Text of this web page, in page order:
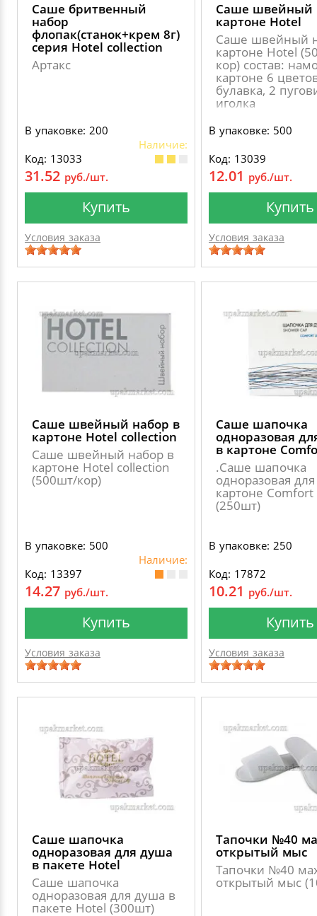
Саше бритвенный
набор
флопак(станок+крем 8г)
серия Hotel collection
Артакс
В упаковке: 200
Наличие:
Код: 13033
31.52 руб./шт.
Купить
Условия заказа
Саше швейный
картоне Hotel
Саше швейный
картоне Hotel
кор) состав:
картоне 6
булавка, 2
иголка
В упаковке: 500
Код: 13039
12.01 руб./шт.
Купить
Условия заказа
Саше швейный набор в
картоне Hotel collection
Саше швейный набор в
картоне Hotel collection
(500шт/кор)
В упаковке: 500
Наличие:
Код: 13397
14.27 руб./шт.
Купить
Условия заказа
Саше шапочка
одноразовая
в картоне
.Саше шапочка
одноразовая
картоне Сomfort
(250шт)
В упаковке: 250
Код: 17872
10.21 руб./шт.
Купить
Условия заказа
Саше шапочка
одноразовая для душа
в пакете Hotel
Саше шапочка
одноразовая для душа в
пакете Hotel (300шт)
Тапочки №40
открытый мыс
Тапочки №40
открытый мыс